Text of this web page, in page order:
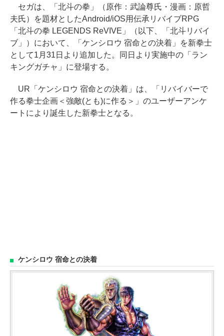
セガは、「北斗の拳」（原作：武論尊氏・漫画：原哲
夫氏）を題材としたAndroid/iOS用伝承リバイブRPG
「北斗の拳 LEGENDS ReVIVE」（以下、「北斗リバイ
ブ」）において、「ケンシロウ 宿命との決着」を新拳士
として1月31日より追加した。同日より実施中の「ラン
キングガチャ」に登場する。
UR「ケンシロウ 宿命との決着」は、「リバイバーで
作る拳士企画＜強敵(とも)に作る＞」のユーザーアンケ
ートにより誕生した新拳士となる。
ケンシロウ 宿命との決着